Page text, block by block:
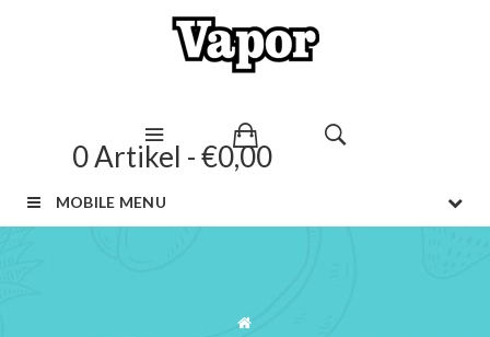
0 Artikel - €0,00
MOBILE MENU